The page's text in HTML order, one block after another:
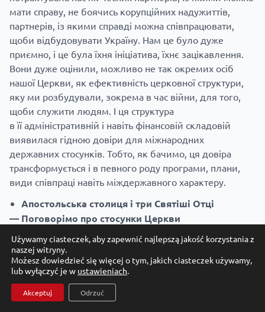
мати справу, не боячись корупційних надужиттів,
партнерів, із якими справді можна співпрацювати,
щоби відбудовувати Україну. Нам це було дуже
приємно, і це була їхня ініціатива, їхнє зацікавлення.
Вони дуже оцінили, можливо не так окремих осіб
нашої Церкви, як ефективність церковної структури,
яку ми розбудували, зокрема в час війни, для того,
щоби служити людям. І ця структура
в її адміністративній і навіть фінансовій складовій
виявилася гідною довіри для міжнародних
державних стосунків. Тобто, як бачимо, ця довіра
трансформується і в певного роду програми, плани,
види співпраці навіть міждержавного характеру.
Апостольська столиця і три Святіші Отці
— Поговорімо про стосунки Церкви
з Апостольською столицею, зокрема про Ваш
досвід як Глави Церкви, якому доводилося
пояснювати українцям певні речі, що звучали
з Ватикану…
— Очевидно, коли наше суспільство хотіло зрозуміти,
Używamy ciasteczek, aby zapewnić najlepszą jakość korzystania z
naszej witryny.
Możesz dowiedzieć się więcej o tym, jakich ciasteczek używamy,
lub wyłączyć je w ustawieniach.
Akceptuj Odrzuć